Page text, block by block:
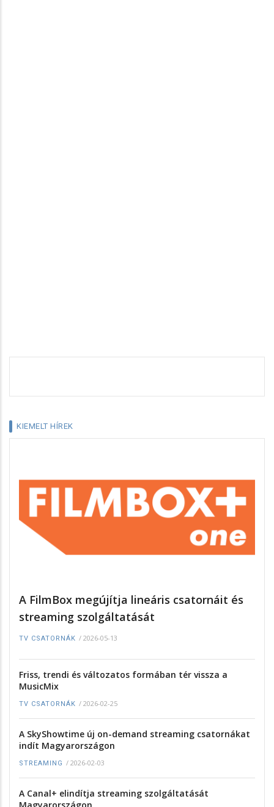
KIEMELT HÍREK
A FilmBox megújítja lineáris csatornáit és
streaming szolgáltatását
TV CSATORNÁK / 2026-05-13
Friss, trendi és változatos formában tér vissza a
MusicMix
TV CSATORNÁK / 2026-02-25
A SkyShowtime új on-demand streaming csatornákat
indít Magyarországon
STREAMING / 2026-02-03
A Canal+ elindítja streaming szolgáltatását